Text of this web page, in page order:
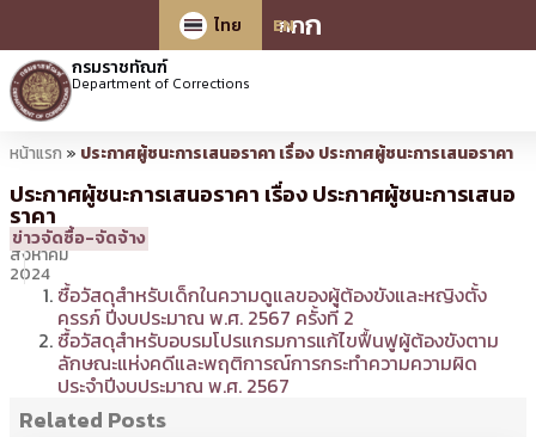
กกก
ไทย
EN
กรมราชทัณฑ์
Department of Corrections
หน้าแรก » ประกาศผู้ชนะการเสนอราคา เรื่อง ประกาศผู้ชนะการเสนอราคา
ประกาศผู้ชนะการเสนอราคา เรื่อง ประกาศผู้ชนะการเสนอ
ราคา
6
สิงหาคม
2024
14:16 น.
โดย
bantita
ข่าวจัดซื้อ-จัดจ้าง
ซื้อวัสดุสำหรับเด็กในความดูแลของผู้ต้องขังและหญิงตั้ง
ครรภ์ ปีงบประมาณ พ.ศ. 2567 ครั้งที่ 2
ซื้อวัสดุสำหรับอบรมโปรแกรมการแก้ไขฟื้นฟูผู้ต้องขังตาม
ลักษณะแห่งคดีและพฤติการณ์การกระทำความความผิด
ประจำปีงบประมาณ พ.ศ. 2567
Related Posts